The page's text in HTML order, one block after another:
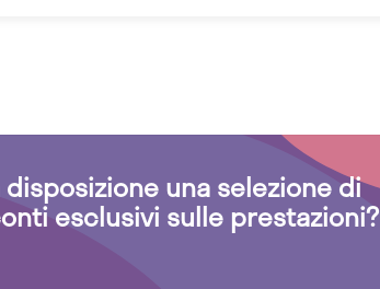
una selezione di
esclusivi sulle prestazioni?